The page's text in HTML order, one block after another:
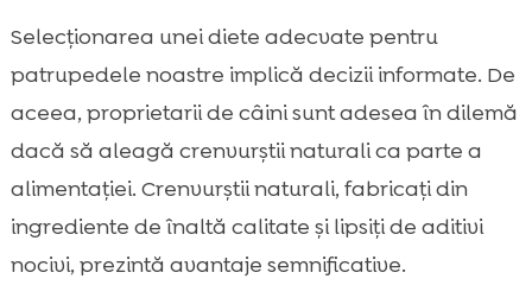
Selecționarea unei diete adecvate pentru
patrupedele noastre implică decizii informate. De
aceea, proprietarii de câini sunt adesea în dilemă
dacă să aleagă crenvurștii naturali ca parte a
alimentației. Crenvurștii naturali, fabricați din
ingrediente de înaltă calitate și lipsiți de aditivi
nocivi, prezintă avantaje semnificative.